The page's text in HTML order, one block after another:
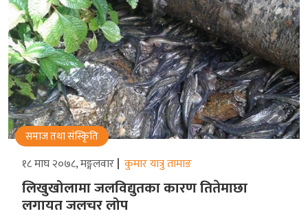
समाज तथा संस्किृति
१८ माघ २०७८, मङ्गलवार कुमार यात्रु तामाङ
लिखुखोलामा जलविद्युतका कारण तितेमाछा
लगायत जलचर लोप